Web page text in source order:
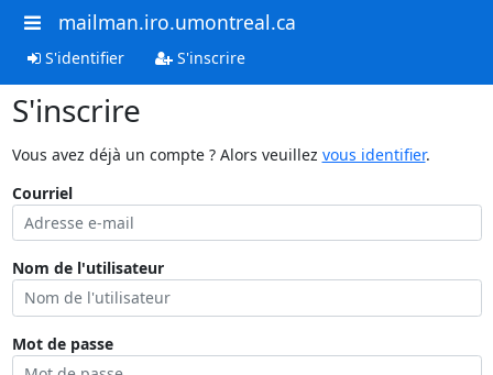
mailman.iro.umontreal.ca
S'identifier S'inscrire
S'inscrire
Vous avez déjà un compte ? Alors veuillez vous identifier.
Courriel
Nom de l'utilisateur
Mot de passe